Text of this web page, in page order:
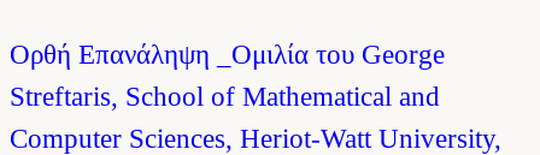
Ορθή Επανάληψη _Ομιλία του George
Streftaris, School of Mathematical and
Computer Sciences, Heriot-Watt University,